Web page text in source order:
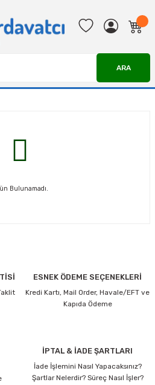
ARA
Bulunamadı.
ESNEK ÖDEME SEÇENEKLERİ
Kredi Kartı, Mail Order, Havale/EFT ve
Kapıda Ödeme
İPTAL & İADE ŞARTLARI
İade İşlemini Nasıl Yapacaksınız?
Şartlar Nelerdir? Süreç Nasıl İşler?